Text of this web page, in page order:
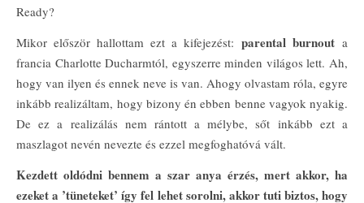
Ready?
Mikor először hallottam ezt a kifejezést: parental burnout a
francia Charlotte Ducharmtól, egyszerre minden világos lett. Ah,
hogy van ilyen és ennek neve is van. Ahogy olvastam róla, egyre
inkább realizáltam, hogy bizony én ebben benne vagyok nyakig.
De ez a realizálás nem rántott a mélybe, sőt inkább ezt a
maszlagot nevén nevezte és ezzel megfoghatóvá vált.
Kezdett oldódni bennem a szar anya érzés, mert akkor, ha
ezeket a ’tüneteket’ így fel lehet sorolni, akkor tuti biztos, hogy